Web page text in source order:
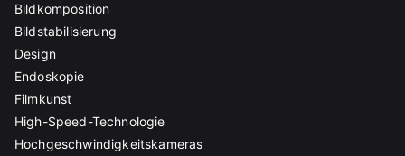
Bildkomposition
Bildstabilisierung
Design
Endoskopie
Filmkunst
High-Speed-Technologie
Hochgeschwindigkeitskameras